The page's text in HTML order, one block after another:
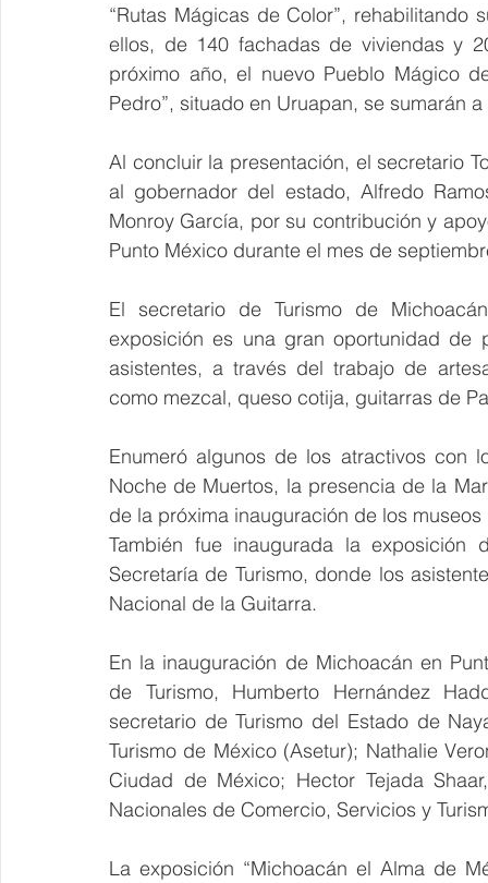
“Rutas Mágicas de Color”,
ellos, de 140 fachadas de viviendas y
próximo año, el nuevo Pueblo Mágico
Pedro”, situado en Uruapan, se sumarán
Al concluir la presentación, el secretario
al gobernador del estado, Alfredo
Monroy García, por su contribución y
Punto México durante el mes de
El secretario de Turismo de Michoacán
exposición es una gran oportunidad de
asistentes, a través del trabajo de
como mezcal, queso cotija, guitarras de
Enumeró algunos de los atractivos con
Noche de Muertos, la presencia de la
de la próxima inauguración de los
También fue inaugurada la
Secretaría de Turismo, donde los
Nacional de la Guitarra.
En la inauguración de Michoacán en
de Turismo, Humberto Hernández
secretario de Turismo del Estado de
Turismo de México (Asetur); Nathalie
Ciudad de México; Hector Tejada
Nacionales de Comercio, Servicios y
La exposición “Michoacán el Alma de